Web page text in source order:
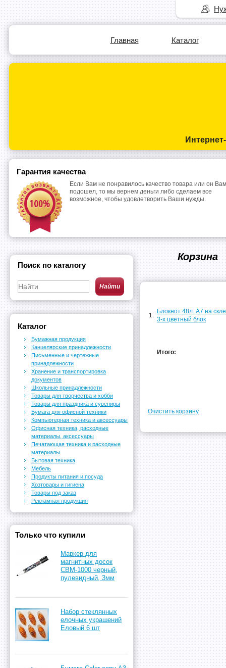
Главная Каталог
Гарантия качества
Если Вам не понравилось качество товара или он
подошел, то мы вернем деньги либо сделаем все
возможное, чтобы удовлетворить Ваши нужды.
Корзина
1.
Блокнот 48л. А7 на
3-х цветный блок
Итого:
Очистить корзину
Поиск по каталогу
Каталог
Бумажная продукция
Канцелярские принадлежности
Письменные и чертежные
принадлежности
Хранение и транспортировка
документов
Школьные принадлежности
Товары для творчества и хобби
Товары для праздника и сувениры
Бумага для офисной техники
Компьютерная техника и аксессуары
Офисная техника, расходные
материалы, аксессуары
Печатающая техника и расходные
материалы
Бытовая техника
Мебель
Продукты питания и посуда
Хозтовары и гигиена
Товары под заказ
Рекламная продукция
Только что купили
Маркер для
магнитных досок
CBM-1000 черный,
пулевидный, 3мм
Набор стеклянных
елочных украшений
Еловый 6 шт